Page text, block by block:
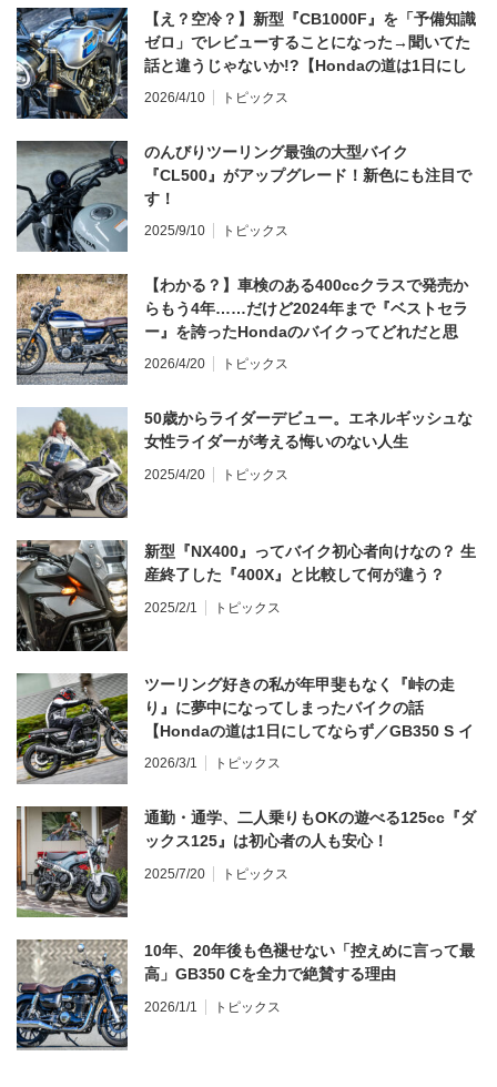
【え？空冷？】新型『CB1000F』を「予備知識
ゼロ」でレビューすることになった→聞いてた
話と違うじゃないか!?【Hondaの道は1日にし
てならず／CB1000F ①第一印象 編】
2026/4/10 トピックス
のんびりツーリング最強の大型バイク
『CL500』がアップグレード！新色にも注目で
す！
2025/9/10 トピックス
【わかる？】車検のある400ccクラスで発売か
らもう4年……だけど2024年まで『ベストセラ
ー』を誇ったHondaのバイクってどれだと思
う？
2026/4/20 トピックス
50歳からライダーデビュー。エネルギッシュな
女性ライダーが考える悔いのない人生
2025/4/20 トピックス
新型『NX400』ってバイク初心者向けなの？ 生
産終了した『400X』と比較して何が違う？
2025/2/1 トピックス
ツーリング好きの私が年甲斐もなく『峠の走
り』に夢中になってしまったバイクの話
【Hondaの道は1日にしてならず／GB350 S イ
ンプレ・レビュー 前編】
2026/3/1 トピックス
通勤・通学、二人乗りもOKの遊べる125cc『ダ
ックス125』は初心者の人も安心！
2025/7/20 トピックス
10年、20年後も色褪せない「控えめに言って最
高」GB350 Cを全力で絶賛する理由
2026/1/1 トピックス